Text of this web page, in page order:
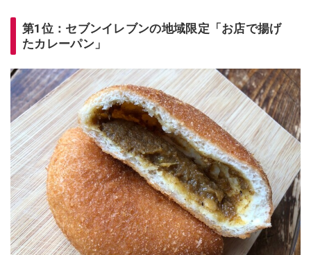
第1位：セブンイレブンの地域限定「お店で揚げ
たカレーパン」